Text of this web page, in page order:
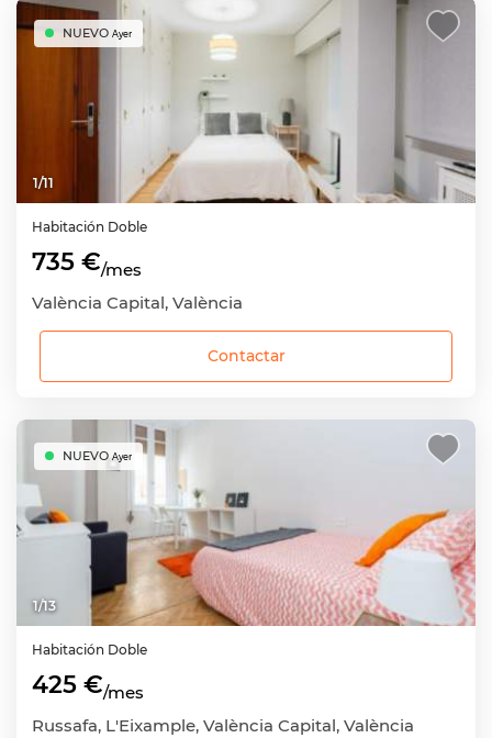
1/11
NUEVO Ayer
Habitación Doble
735 €/mes
València Capital, València
Contactar
1/13
NUEVO Ayer
Habitación Doble
425 €/mes
Russafa, L'Eixample, València Capital, València